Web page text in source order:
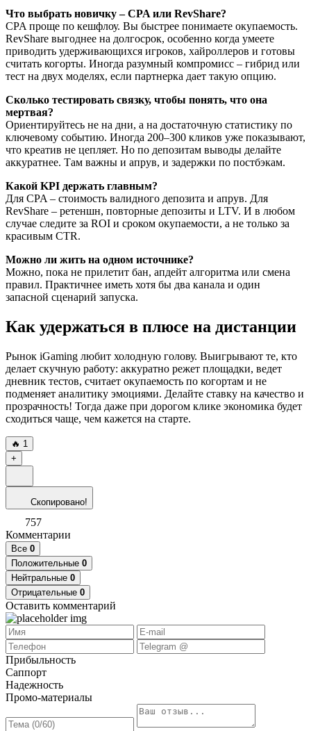
Что выбрать новичку – CPA или RevShare?
CPA проще по кешфлоу. Вы быстрее понимаете окупаемость.
RevShare выгоднее на долгосрок, особенно когда умеете
приводить удерживающихся игроков, хайроллеров и готовы
считать когорты. Иногда разумный компромисс – гибрид или
тест на двух моделях, если партнерка дает такую опцию.
Сколько тестировать связку, чтобы понять, что она
мертвая?
Ориентируйтесь не на дни, а на достаточную статистику по
ключевому событию. Иногда 200–300 кликов уже показывают,
что креатив не цепляет. Но по депозитам выводы делайте
аккуратнее. Там важны и апрув, и задержки по постбэкам.
Какой KPI держать главным?
Для CPA – стоимость валидного депозита и апрув. Для
RevShare – ретеншн, повторные депозиты и LTV. И в любом
случае следите за ROI и сроком окупаемости, а не только за
красивым CTR.
Можно ли жить на одном источнике?
Можно, пока не прилетит бан, апдейт алгоритма или смена
правил. Практичнее иметь хотя бы два канала и один
запасной сценарий запуска.
Как удержаться в плюсе на дистанции
Рынок iGaming любит холодную голову. Выигрывают те, кто
делает скучную работу: аккуратно режет площадки, ведет
дневник тестов, считает окупаемость по когортам и не
подменяет аналитику эмоциями. Делайте ставку на качество и
прозрачность! Тогда даже при дорогом клике экономика будет
сходиться чаще, чем кажется на старте.
🔥 1
+
Скопировано!
757
Комментарии
Все 0
Положительные 0
Нейтральные 0
Отрицательные 0
Оставить комментарий
Прибыльность
Саппорт
Надежность
Промо-материалы